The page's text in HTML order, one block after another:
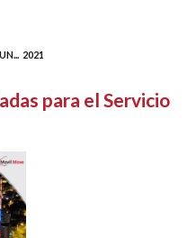
2021
para el Servicio